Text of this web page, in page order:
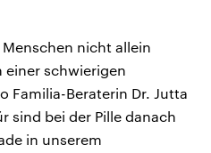
nicht allein
einer schwierigen
Familia-Beraterin Dr. Jutta
sind bei der Pille danach
in unserem